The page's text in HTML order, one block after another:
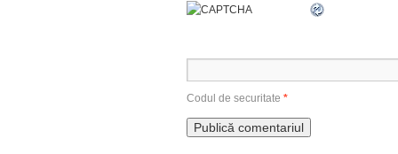
Codul de securitate *